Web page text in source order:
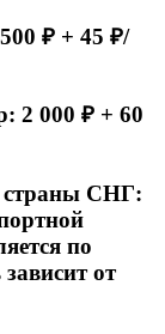
₽ + 45 ₽/
2 000 ₽ + 60
страны СНГ:
по
от